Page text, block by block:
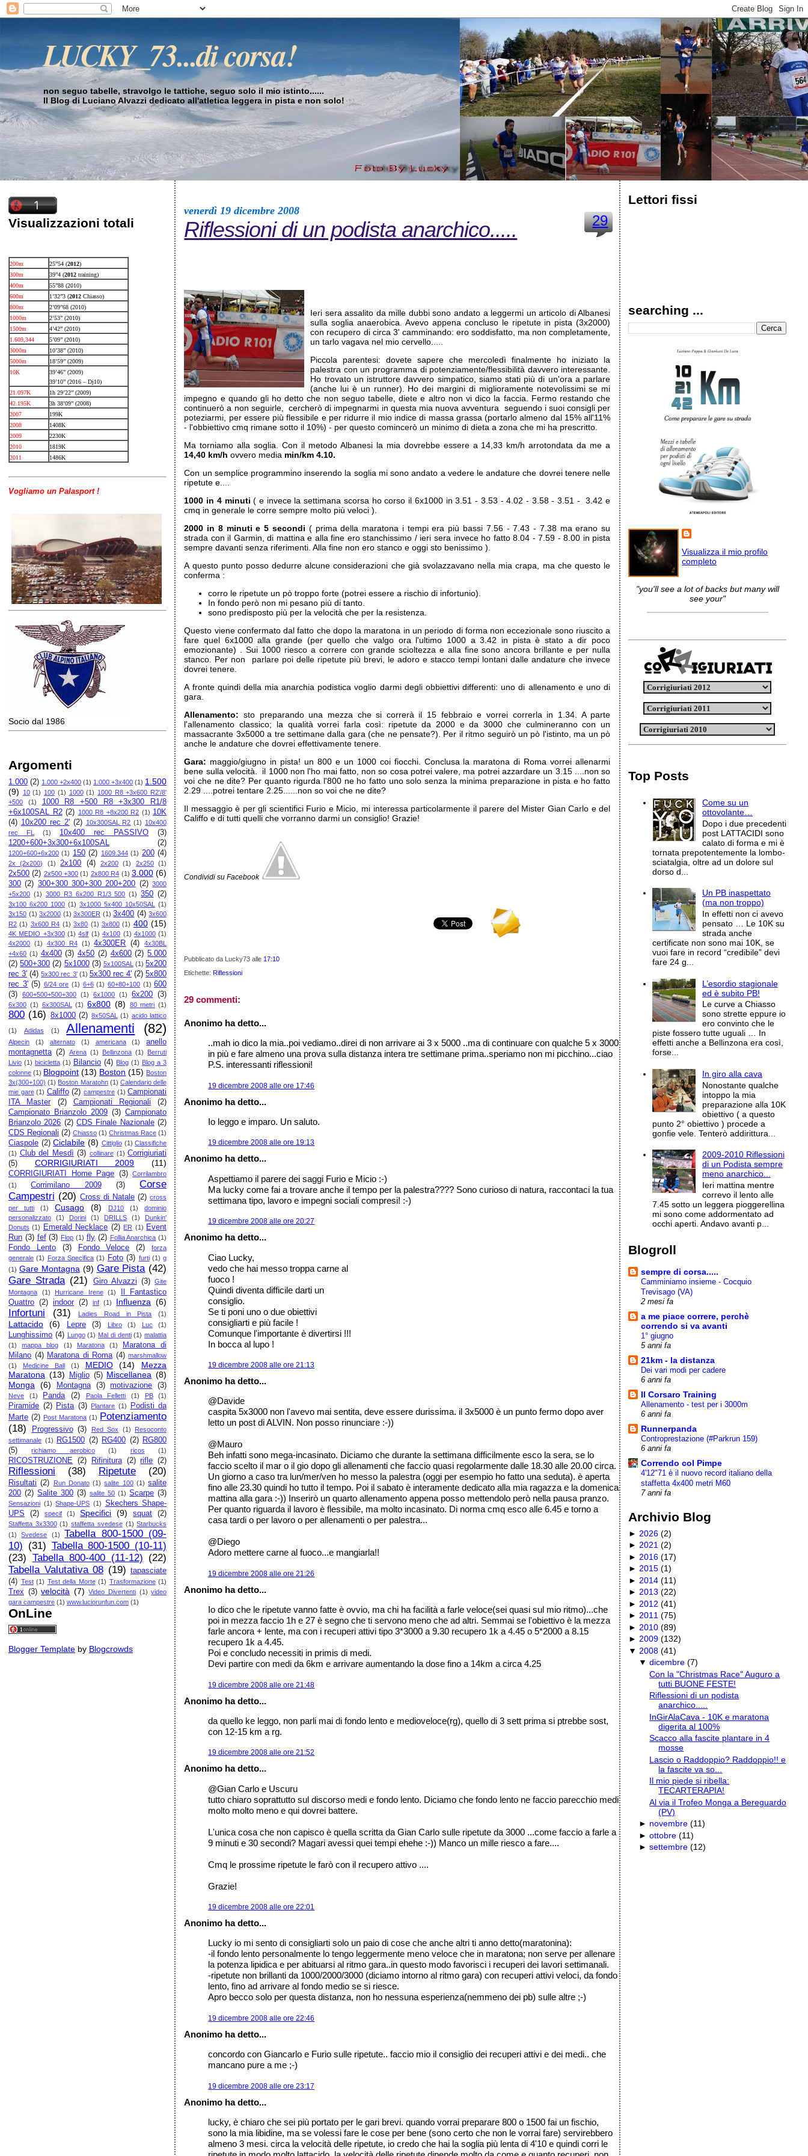
LUCKY_73...di corsa!
non seguo tabelle, stravolgo le tattiche, seguo solo il mio istinto......
Il Blog di Luciano Alvazzi dedicato all'atletica leggera in pista e non solo!
Visualizzazioni totali
200m 25”54 (2012)
300m
39”4 (2012 training)
400m
55”88 (2010)
600m
1’32”3 (2012 Chiasso)
800m
2’09”68 (2010)
1000m
2’53” (2010)
1500m
4’42” (2010)
1.609,344
5’09” (2010)
3000m
10’38” (2010)
5000m
18’59” (2009)
10K
39’46” (2009)
39’10” (2016 – Dj10)
21.097K
1h 29’22” (2009)
42.195K
3h 38’09” (2008)
2007
199K
2008
1408K
2009
2230K
2010
1819K
2011
1486K
Vogliamo un Palasport !
Socio dal 1986
Argomenti
1.000 (2) 1.000 +2x400 (1) 1.000 +3x400 (1) 1.500
(9)
10 (1) 100 (1) 1000 (1) 1000 R8 +3x600 R2'/8'
+500
(1)
1000 R8 +500 R8 +3x300 R1/8
+6x100SAL R2 (2) 1000 R8 +8x200 R2 (1) 10K
(4) 10x200 rec 2' (2) 10x300SAL R2 (1) 10x400
rec FL
(1) 10x400 rec PASSIVO
(3)
1200+600+3x300+6x100SAL
(2)
1200+600+6x200 (1) 150 (2) 1609.344 (1) 200 (4)
2x (2x200) (1) 2x100 (4) 2x200 (1) 2x250 (1)
2x500 (2) 2x500 +300 (1) 2x800 R4 (1) 3.000 (6)
300 (2) 300+300 300+300 200+200 (2) 3000
+5x200 (1) 3000 R3 6x200 R1/3 500 (1) 350 (2)
3x100 6x200 1000 (1) 3x1000 5x400 10x50SAL
(1)
3x150 (1) 3x2000 (1) 3x300ER (1) 3x400 (4) 3x600
R2 (1) 3x600 R4 (1) 3x80 (1) 3x800 (1) 400 (15)
4K MEDIO +3x300 (1) 4slf (1) 4x100 (1) 4x1000 (1)
4x2000 (1) 4x300 R4 (1) 4x300ER (4)
4x30BL
+4x60 (1) 4x400 (3) 4x50 (2) 4x600 (2) 5.000
(2) 500+300 (2) 5x1000 (3) 5x100SAL (1) 5x200
rec 3' (4) 5x300 rec 3' (1) 5x300 rec 4' (2) 5x800
rec 3' (5) 6/24 ore (1) 6+6 (1) 60+80+100 (1) 600
(3)
600+500+500+300 (1) 6x1000 (1) 6x200 (3)
6x300 (1) 6x300SAL (1) 6x800 (8) 80 metri (1)
800 (16) 8x1000 (2) 8x50SAL (1) acido lattico
(1) Adidas (1) Allenamenti (82)
Alpecin (1) alternato (1) americana (1)
anello
montagnetta (2) Arena (1) Bellinzona (1)
Berruti
Livio (1) bicicletta (1) Bilancio (4) Blog (1) Blog a 3
colonne (1) Blogpoint (13) Boston (15) Boston
3x(300+100) (1) Boston Maratohn (1) Calendario delle
mie gare (1) Califfo (2) campestre (1) Campionati
ITA Master
(2) Campionati Regionali
(2)
Campionato Brianzolo 2009 (3) Campionato
Brianzolo 2026 (2) CDS Finale Nazionale (2)
CDS Regionali (2) Chiasso (1) Christmas Race (1)
Ciaspole (2) Ciclabile (8) Cittiglio (1) Classifiche
(1) Club del Mesdì (3) collinare (1) Corrigiuriati
(5)
CORRIGIURIATI 2009 (11)
CORRIGIURIATI Home Page (3)
Corrilambro
(1)
Corrimilano 2009 (3)
Corse
Campestri (20) Cross di Natale (2) cross
per tutti
(1) Cusago (8) DJ10 (1)
dominio
personalizzato
(1) Dorini (1) DRILLS (1)
Dunkin'
Donuts (1) Emerald Necklace (2) ER (1) Event
Run (3) fef (3) Flop (1) fly (2) Follia Anarchica (1)
Fondo Lento (3) Fondo Veloce (2)
forza
generale (1) Forza Specifica (1) Foto (3) furti (1) g
(1) Gare Montagna (9) Gare Pista (42)
Gare Strada (21) Giro Alvazzi (3)
Gite
Montagna
(1) Hurricane Irene (1)
Il Fantastico
Quattro (2) indoor (2) inf (1) Influenza (6)
Infortuni (31) Ladies Road in Pista (1)
Lattacido (6) Lepre (3) Libro (1) Luc (1)
Lunghissimo (4) Lungo (1) Mal di denti (1) malattia
(1)
mappa blog (1) Maratona (1)
Maratona di
Milano (4) Maratona di Roma (4) marshmallow
(1)
Medicine Ball (1) MEDIO (14)
Mezza
Maratona (13) Miglio (5) Miscellanea (8)
Monga
(6) Montagna (3) motivazione (3)
Neve (1) Panda (2) Paola Felletti (1) PB (1)
Piramide (2) Pista (3) Plantare (1)
Podisti da
Marte (2) Post Maratona (1) Potenziamento
(18)
Progressivo (3) Red Sox (1)
Resoconto
settimanale (1) RG1500 (2) RG400 (2) RG800
(5)
richiamo aerobico (1) ricos (1)
RICOSTRUZIONE (2) Rifinitura (2) rifle (2)
Riflessioni (38) Ripetute (20)
Risultati (2) Run Donato (1) salite 100 (1) salite
200 (2) Salite 300 (3) salite 50 (1) Scarpe (3)
Sensazioni (1) Shape-UPS (1) Skechers Shape-
UPS
(2) specif (1) Specifici (9) squat (2)
Staffetta 3x3300 (1) staffetta svedese (1) Starbucks
(1)
Svedese (1)
Tabella 800-1500 (09-
10) (31) Tabella 800-1500 (10-11)
(23) Tabella 800-400 (11-12) (22)
Tabella Valutativa 08 (19) tapasciate
(4) Test (1) Test della Morte (1) Trasformazione (1)
Trex (3) velocità (7) Video Divertenti (1) video
gara campestre (1) www.luciorunfun.com (1)
OnLine
Blogger Template by Blogcrowds
venerdì 19 dicembre 2008
29
Riflessioni di un podista anarchico.....
Ieri sera assalito da mille dubbi sono andato a leggermi un articolo di Albanesi
sulla soglia anaerobica. Avevo appena concluso le ripetute in pista (3x2000)
con recupero di circa 3' camminando: ero soddisfatto, ma non completamente,
un tarlo vagava nel mio cervello.....
Piccola parentesi: dovete sapere che mercoledì finalmente ho iniziato la
palestra con un programma di potenziamente/flessibilità davvero interessante.
Ho trovato un istruttore davvero simpatico, siamo stati più di un'ora a parlare
(anche lui è un runner). Ho dei margini di miglioramente notevolissimi se mi
impegno e quando gli ho detto che non seguo tabelle, diete e altro non vi dico la faccia. Fermo restando che
continuerò a non seguirle, cercherò di impegnarmi in questa mia nuova avventura seguendo i suoi consigli per
poteziarmi, per essere più flessibile e per ridurre il mio indice di massa grassa (portarlo almeno dal 15% all'11%
- l'obbiettivo cmq rimane sotto il 10%) - per questo comincerò un minimo di dieta a zona che mi ha prescritto.
Ma torniamo alla soglia. Con il metodo Albanesi la mia dovrebbe essere a 14,33 km/h arrotondata da me a
14,40 km/h ovvero media min/km 4.10.
Con un semplice programmino inserendo la soglia mi sono andato a vedere le andature che dovrei tenere nelle
ripetute e....
1000 in 4 minuti ( e invece la settimana scorsa ho corso il 6x1000 in 3.51 - 3.53 - 4.02 - 3.58 - 3.51 - 3.42 e
cmq in generale le corre sempre molto più veloci ).
2000 in 8 minuti e 5 secondi ( prima della maratona i tempi era più bassi 7.56 - 7.43 - 7.38 ma erano su
strada con il Garmin, di mattina e alla fine ero stanchissimo / ieri sera invece ho fatto 8.04 - 7.59 - 8.00 in pista
sempre davanti senza riferimenti. Alla fine non ero stanco e oggi sto benissimo ).
A questo punto posso dedurre alcune considerazioni che già svolazzavano nella mia crapa, ma che questo le
conferma :
corro le ripetute un pò troppo forte (potrei essere a rischio di infortunio).
In fondo però non mi pesano più di tanto.
sono predisposto più per la velocità che per la resistenza.
Questo viene confermato dal fatto che dopo la maratona in un periodo di forma non eccezionale sono riuscito a
fare quel 6x1000 alla grande (per quello che valgo ora l'ultimo 1000 a 3.42 in pista è stato a dir poco
emozionante) . Sui 1000 riesco a correre con grande scioltezza e alla fine sono ancora brillante e per nulla
stanco. Per non parlare poi delle ripetute più brevi, le adoro e stacco tempi lontani dalle andature che invece
dovrei tenere.
A fronte quindi della mia anarchia podistica voglio darmi degli obbiettivi differenti: uno di allenamento e uno di
gara.
Allenamento: sto preparando una mezza che si correrà il 15 febbraio e vorrei correrla in 1.34. A parte
l'allenamento classico; la qualità vorrei farla così: ripetute da 2000 e da 3000 che culmineranno con un
massacrante 3x5000 a tre settimane dalla gara (che ne pensate?). Per il ritmo seguirò un pò l'istinto, ma un pò
anche le andature che dovrei effettivamente tenere.
Gara: maggio/giugno in pista! un 800 e un 1000 coi fiocchi. Conclusa la maratona di Roma vorrei allenarmi
bene sulla velocità. il 1000 non l'ho mai fatto, non so cosa potrei valere, ma potrei azzardare un 3.15 ....non so
voi che ne dite? Per quanto rigurda l'800 ne ho fatto uno solo senza la minima preparazione in pista e ho fatto
2.29 ....potrei tentare 2.25......non so voi che ne dite?
Il messaggio è per gli scientifici Furio e Micio, mi interessa particolarmente il parere del Mister Gian Carlo e del
Califfo e di tutti quelli che vorranno darmi un consiglio! Grazie!
Condividi su Facebook
Pubblicato da Lucky73alle 17:10
Etichette: Riflessioni
29 commenti:
Anonimo ha detto...
..mah io dico la mia..poi vediamo..direi di non arrivare ai 3 x 5000 ..ma di continuare con qualche 5 x 3000
in più e fare almeno una prova sulla distanza intera tre settimane prima..speriamo non mi picchino...ciao
P.S. interessanti riflessioni!
19 dicembre 2008 alle ore 17:46
Anonimo ha detto...
Io leggo e imparo. Un saluto.
19 dicembre 2008 alle ore 19:13
Anonimo ha detto...
Aspettiamo il parere dei saggi Furio e Micio :-)
Ma lucky come fai a trovare anche il tempo per la palestra???? Sono curioso di natura, raccontaci la tua
settimana tipo, lavoro e impegni sociali compresi! :-)
19 dicembre 2008 alle ore 20:27
Anonimo ha detto...
Ciao Lucky,
vedo che hai messo troppa carne al
fuoco !
Quindi diventa difficile darti un
consiglio.
Se ti poni uno o due obiettivi
consigliarti e più facile !
Comunque l'importante è divertirsi !!!
In bocca al lupo !
19 dicembre 2008 alle ore 21:13
Anonimo ha detto...
@Davide
caspita 5x3000 non l'avevo mai sentita, deve essere durissima. il 3x5000 è un punto fermo dopo aver
letto un post di ALVIN. Non posso rinunciare :-))
@Mauro
Beh infatti sono mega-incasinato. Diciamo che durante la settimana difficilmente esco la sera, se lo
faccio scelto il mar o il gio dopo gli allenamenti che faccio quasi regolarmente dalle 18.30 alle 20.00 circa.
Un giorno a caso tra lun/mer/ven ho messo la palestra (oggi per esempio ho fatto una seduta). è aperta
fino alle 23.30 quindi ho tutto il tempo. Poi il sabato è interamente dedicato alla mia ragazza e la domenica
mattina alla gara :-)) Inserirò un quarto allenamento appena posso mettendolo però nella pausa pranzo.
Per quanto riguarda il lavoro è flessibile, ma molto incasinato. Di norma cmq esco alle 6.45 e torno a
casa tardi o per lavoro o per allenamenti o per palestra...
@Diego
Adoro mettere carne al fuoco...e mangiarla!!
19 dicembre 2008 alle ore 21:26
Anonimo ha detto...
Io dico che le ripetute vanno fatte è ovvio, ma chi ha facilità a farle veloce(sei quasi sul mio ritmo)...che
poi in mezza faccio 1h e 27 è segno che ti servono meno che ad altri. Semmai se l'obiettivo è la mezza
farle ancora + lente, ma con i recuperi attivi tipo 3*3000 a 9.30 recupero 1k a 4.45 o 5*2000 a 8.15
recupero 1k a 4.45.
Poi e concludo necessiti in primis di medi.
Devi partire con medi da 6km e arrivare aumentando la dose fino a 14km a circa 4.25
19 dicembre 2008 alle ore 21:48
Anonimo ha detto...
da quello ke leggo, non parli mai di fondo lento e medioveloce(rg), quello di 3 sett prima si ptrebbe sost,
con 12-15 km a rg.
19 dicembre 2008 alle ore 21:52
Anonimo ha detto...
@Gian Carlo e Uscuru
tutto chiaro soprattutto sul discorso medi e fondo lento. Diciamo che fondo lento ne faccio parecchio medi
molto molto meno e qui dovrei battere.
L'unica cosa che non capisco è quella scritta da Gian Carlo sulle ripetute da 3000 ...come faccio a farle a
9 minuti e 30 secondi? Magari avessi quei tempi ehehe :-)) Manco un mille riesco a fare....
Cmq le prossime ripetute le farò con il recupero attivo ....
Grazie!
19 dicembre 2008 alle ore 22:01
Anonimo ha detto...
Lucky io mi sento di consigliarti solo un paio di cose che anche altri ti anno detto(maratonina):
-il fondo lento personalmente lo tengo leggermente meno veloce che in maratona; non serve per allenare
la potenza lipidica e per abituarsi al ritmo gara..in questo modo favorisci i recuperi dei lavori settimanali.
-ripetute non brillanti da 1000/2000/3000 (diciamo intorno al ritmo gara) con recuperi attivi veloci, da fondo
lento, fino ad arrivare al fondo medio se si riesce.
Apro becco solo per questa distanza, non ho nessuna esperienza(nemmeno dei pb) sulle altre ;-)
19 dicembre 2008 alle ore 22:46
Anonimo ha detto...
concordo con Giancarlo e Furio sulle ripetute.. faccio mio il consiglio dei recuperi attivi e dei medi.. che
mancano pure a me ;-)
19 dicembre 2008 alle ore 23:17
Anonimo ha detto...
lucky, è chiaro che sei più portato per le gari brevi. quando vorrai preparare 800 o 1500 fai un fischio,
sono la mia libidine, ma se volessi fare le cose per bene (sono certo che non le vorrai fare) servirebbero
almeno 3 mesi. circa la velocità delle ripetute, io credo che hai la soglia più lenta di 4'10 e quindi corri le
Lettori fissi
searching ...
Visualizza il mio profilo
completo
"you'll see a lot of backs but many will
see your"
Top Posts
Come su un
ottovolante…
Dopo i due precedenti
post LATTACIDI sono
calato di forma e mi è
tornata prepotentemente la lombo-
sciatalgia, oltre ad un dolore sul
dorso d...
Un PB inaspettato
(ma non troppo)
In effetti non ci avevo
pensato … Le 10K su
strada anche
certificate non sono mai 10K, se
vuoi fare in record “credibile” devi
fare 24 g...
L’esordio stagionale
ed è subito PB!
Le curve a Chiasso
sono strette eppure io
ero convinto che le
piste fossero tutte uguali … In
effetti anche a Bellinzona era così,
forse...
In giro alla cava
Nonostante qualche
intoppo la mia
preparazione alla 10K
obiettivo ( a questo
punto 2° obiettivo ) procede a
gonfie vele. Tenterò addirittura...
2009-2010 Riflessioni
di un Podista sempre
meno anarchico...
Ieri mattina mentre
correvo il lento alle
7.45 sotto un leggera pioggerellina
mi sono come addormentato ad
occhi aperti. Andavo avanti p...
Blogroll
sempre di corsa.....
Camminiamo insieme - Cocquio
Trevisago (VA)
2 mesi fa
a me piace correre, perchè
correndo si va avanti
1° giugno
5 anni fa
21km - la distanza
Dei vari modi per cadere
6 anni fa
Il Corsaro Training
Allenamento - test per i 3000m
6 anni fa
Runnerpanda
Controprestazione (#Parkrun 159)
6 anni fa
Correndo col Pimpe
4'12"71 è il nuovo record italiano della
staffetta 4x400 metri M60
7 anni fa
Archivio Blog
► 2026 (2)
►2021 (2)
► 2016 (17)
►2015 (1)
► 2014 (11)
►2013 (22)
► 2012 (41)
►2011 (75)
► 2010 (89)
►2009 (132)
▼ 2008 (41)
▼dicembre (7)
Con la "Christmas Race" Auguro a
tutti BUONE FESTE!
Riflessioni di un podista
anarchico.....
InGirAlaCava - 10K e maratona
digerita al 100%
Scacco alla fascite plantare in 4
mosse
Lascio o Raddoppio? Raddoppio!! e
la fascite va so...
Il mio piede si ribella:
TECARTERAPIA!
Al via il Trofeo Monga a Bereguardo
(PV)
► novembre (11)
►ottobre (11)
►settembre (12)